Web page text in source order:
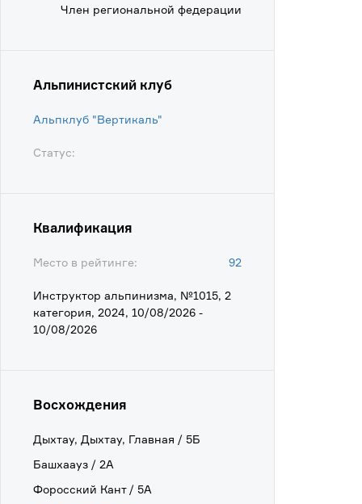
Член региональной федерации
Альпинистский клуб
Альпклуб "Вертикаль"
Статус:
Квалификация
Место в рейтинге: 92
Инструктор альпинизма, №1015, 2
категория, 2024, 10/08/2026 -
10/08/2026
Восхождения
Дыхтау, Дыхтау, Главная / 5Б
Башхаауз / 2А
Форосский Кант / 5А